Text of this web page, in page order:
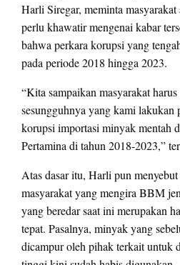
Harli Siregar, meminta
perlu khawatir mengenai kabar
bahwa perkara korupsi yang
pada periode 2018 hingga 2023.
“Kita sampaikan masyarakat
sesungguhnya yang kami
korupsi importasi minyak mentah
Pertamina di tahun 2018-2023,”
Atas dasar itu, Harli pun
masyarakat yang mengira BBM
yang beredar saat ini merupakan
tepat. Pasalnya, minyak yang
dicampur oleh pihak terkait untuk